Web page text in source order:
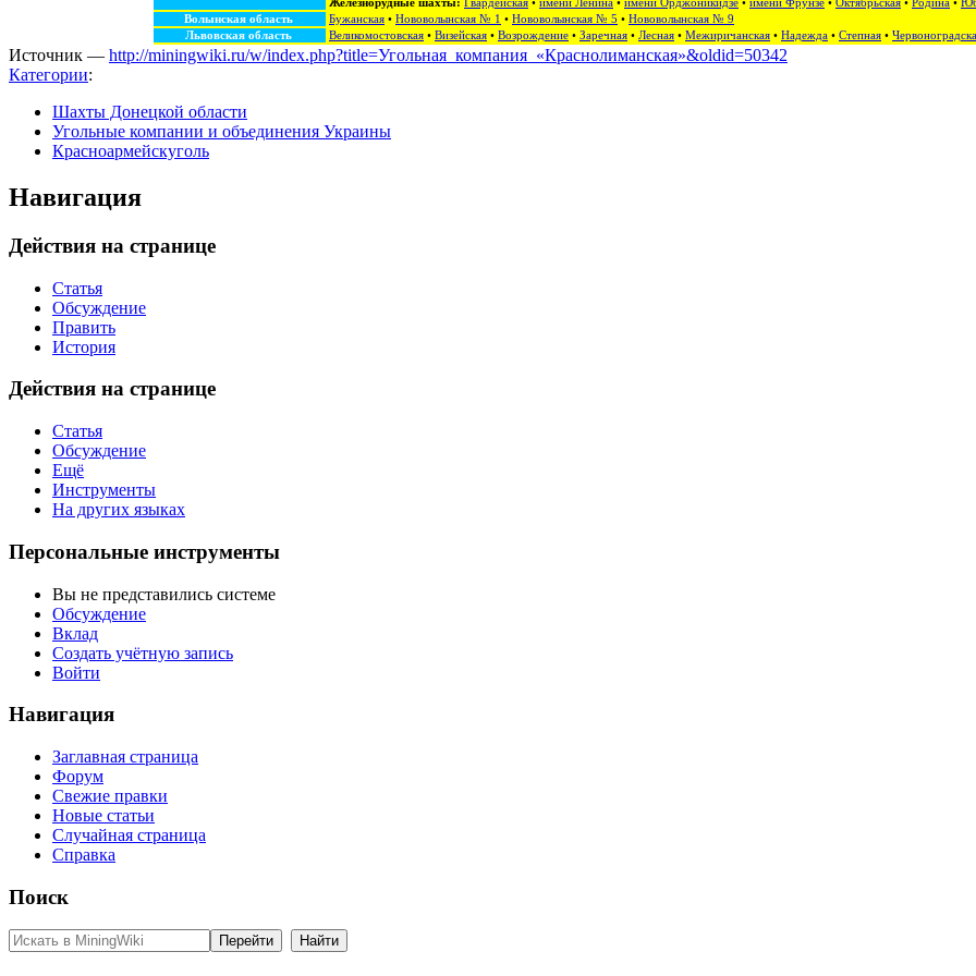
Железнорудные шахты: Гвардейская • имени Ленина • имени Орджоникидзе • имени Фрунзе • Октябрьская • Родина •
Волынская область
Бужанская • Нововолынская № 1 • Нововолынская № 5 • Нововолынская № 9
Львовская область
Великомостовская • Визейская • Возрождение • Заречная • Лесная • Межиричанская • Надежда • Степная •
Источник — http://miningwiki.ru/w/index.php?title=Угольная_компания_«Краснолиманская»&oldid=50342
Категории:
Шахты Донецкой области
Угольные компании и объединения Украины
Красноармейскуголь
Навигация
Действия на странице
Статья
Обсуждение
Править
История
Действия на странице
Статья
Обсуждение
Ещё
Инструменты
На других языках
Персональные инструменты
Вы не представились системе
Обсуждение
Вклад
Создать учётную запись
Войти
Навигация
Заглавная страница
Форум
Свежие правки
Новые статьи
Случайная страница
Справка
Поиск